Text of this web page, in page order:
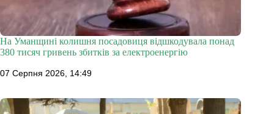
На Уманщині колишня посадовиця відшкодувала понад
380 тисяч гривень збитків за електроенергію
07 Серпня 2026, 14:49